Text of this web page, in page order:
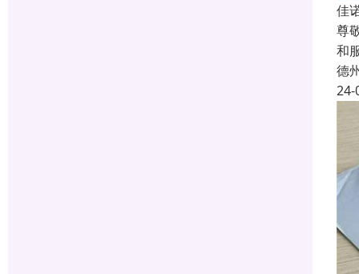
佳
尊
和
德
24-